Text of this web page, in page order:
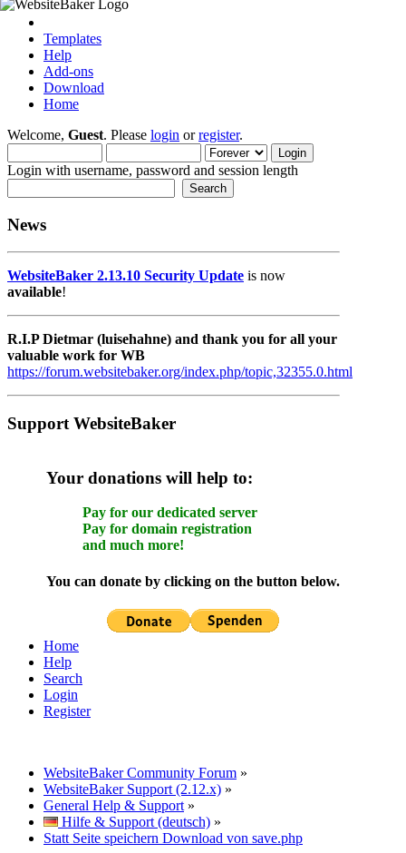
Templates
Help
Add-ons
Download
Home
Welcome, Guest. Please login orregister.
Login with username, password and session length
News
WebsiteBaker 2.13.10 Security Update is now
available!
R.I.P Dietmar (luisehahne) and thank you for all your
valuable work for WB
https://forum.websitebaker.org/index.php/topic,32355.0.html
Support WebsiteBaker
Your donations will help to:
Pay for our dedicated server
Pay for domain registration
and much more!
You can donate by clicking on the button below.
Home
Help
Search
Login
Register
WebsiteBaker Community Forum »
WebsiteBaker Support (2.12.x) »
General Help & Support »
Hilfe & Support (deutsch) »
Statt Seite speichern Download von save.php